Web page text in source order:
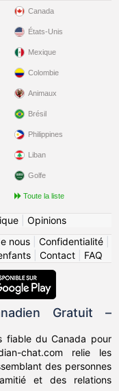
Canada
États-Unis
Mexique
Colombie
Animaux
Brésil
Philippines
Liban
Golfe
Toute la liste
| Opinions
nous Confidentialité
| Contact| FAQ
Gratuit –
fiable du Canada pour
chat.com relie les
des personnes
et des relations